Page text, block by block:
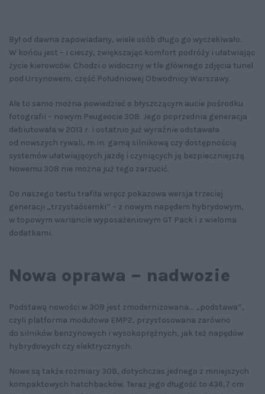
Był od dawna zapowiadany, wiele osób długo go wyczekiwało.
W końcu jest – i cieszy, zwiększając komfort podróży i ułatwiając
życie kierowców. Chodzi o widoczny w tle głównego zdjęcia tunel
pod Ursynowem, część Południowej Obwodnicy Warszawy.
Ale to samo można powiedzieć o błyszczącym aucie pośrodku
fotografii – nowym Peugeocie 308. Jego poprzednia generacja
debiutowała w 2013 r. i ostatnio już wyraźnie odstawała
od nowszych rywali, m.in. gamą silnikową czy dostępnością
systemów ułatwiających jazdę i czyniących ją bezpieczniejszą.
Nowemu 308 nie można już tego zarzucić.
Do naszego testu trafiła wręcz pokazowa wersja trzeciej
generacji „trzystaósemki” – z nowym napędem hybrydowym,
w topowym wariancie wyposażeniowym GT Pack i z wieloma
dodatkami.
Nowa oprawa – nadwozie
Podstawą nowości w 308 jest zmodernizowana... „podstawa”,
czyli platforma modułowa EMP2, przystosowana zarówno
do silników benzynowych i wysokoprężnych, jak też napędów
hybrydowych czy elektrycznych.
Nowe są także rozmiary 308, dotychczas jednego z mniejszych
kompaktowych hatchbacków. Teraz jego długość to 436,7 cm